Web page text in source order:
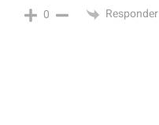
0 Responder